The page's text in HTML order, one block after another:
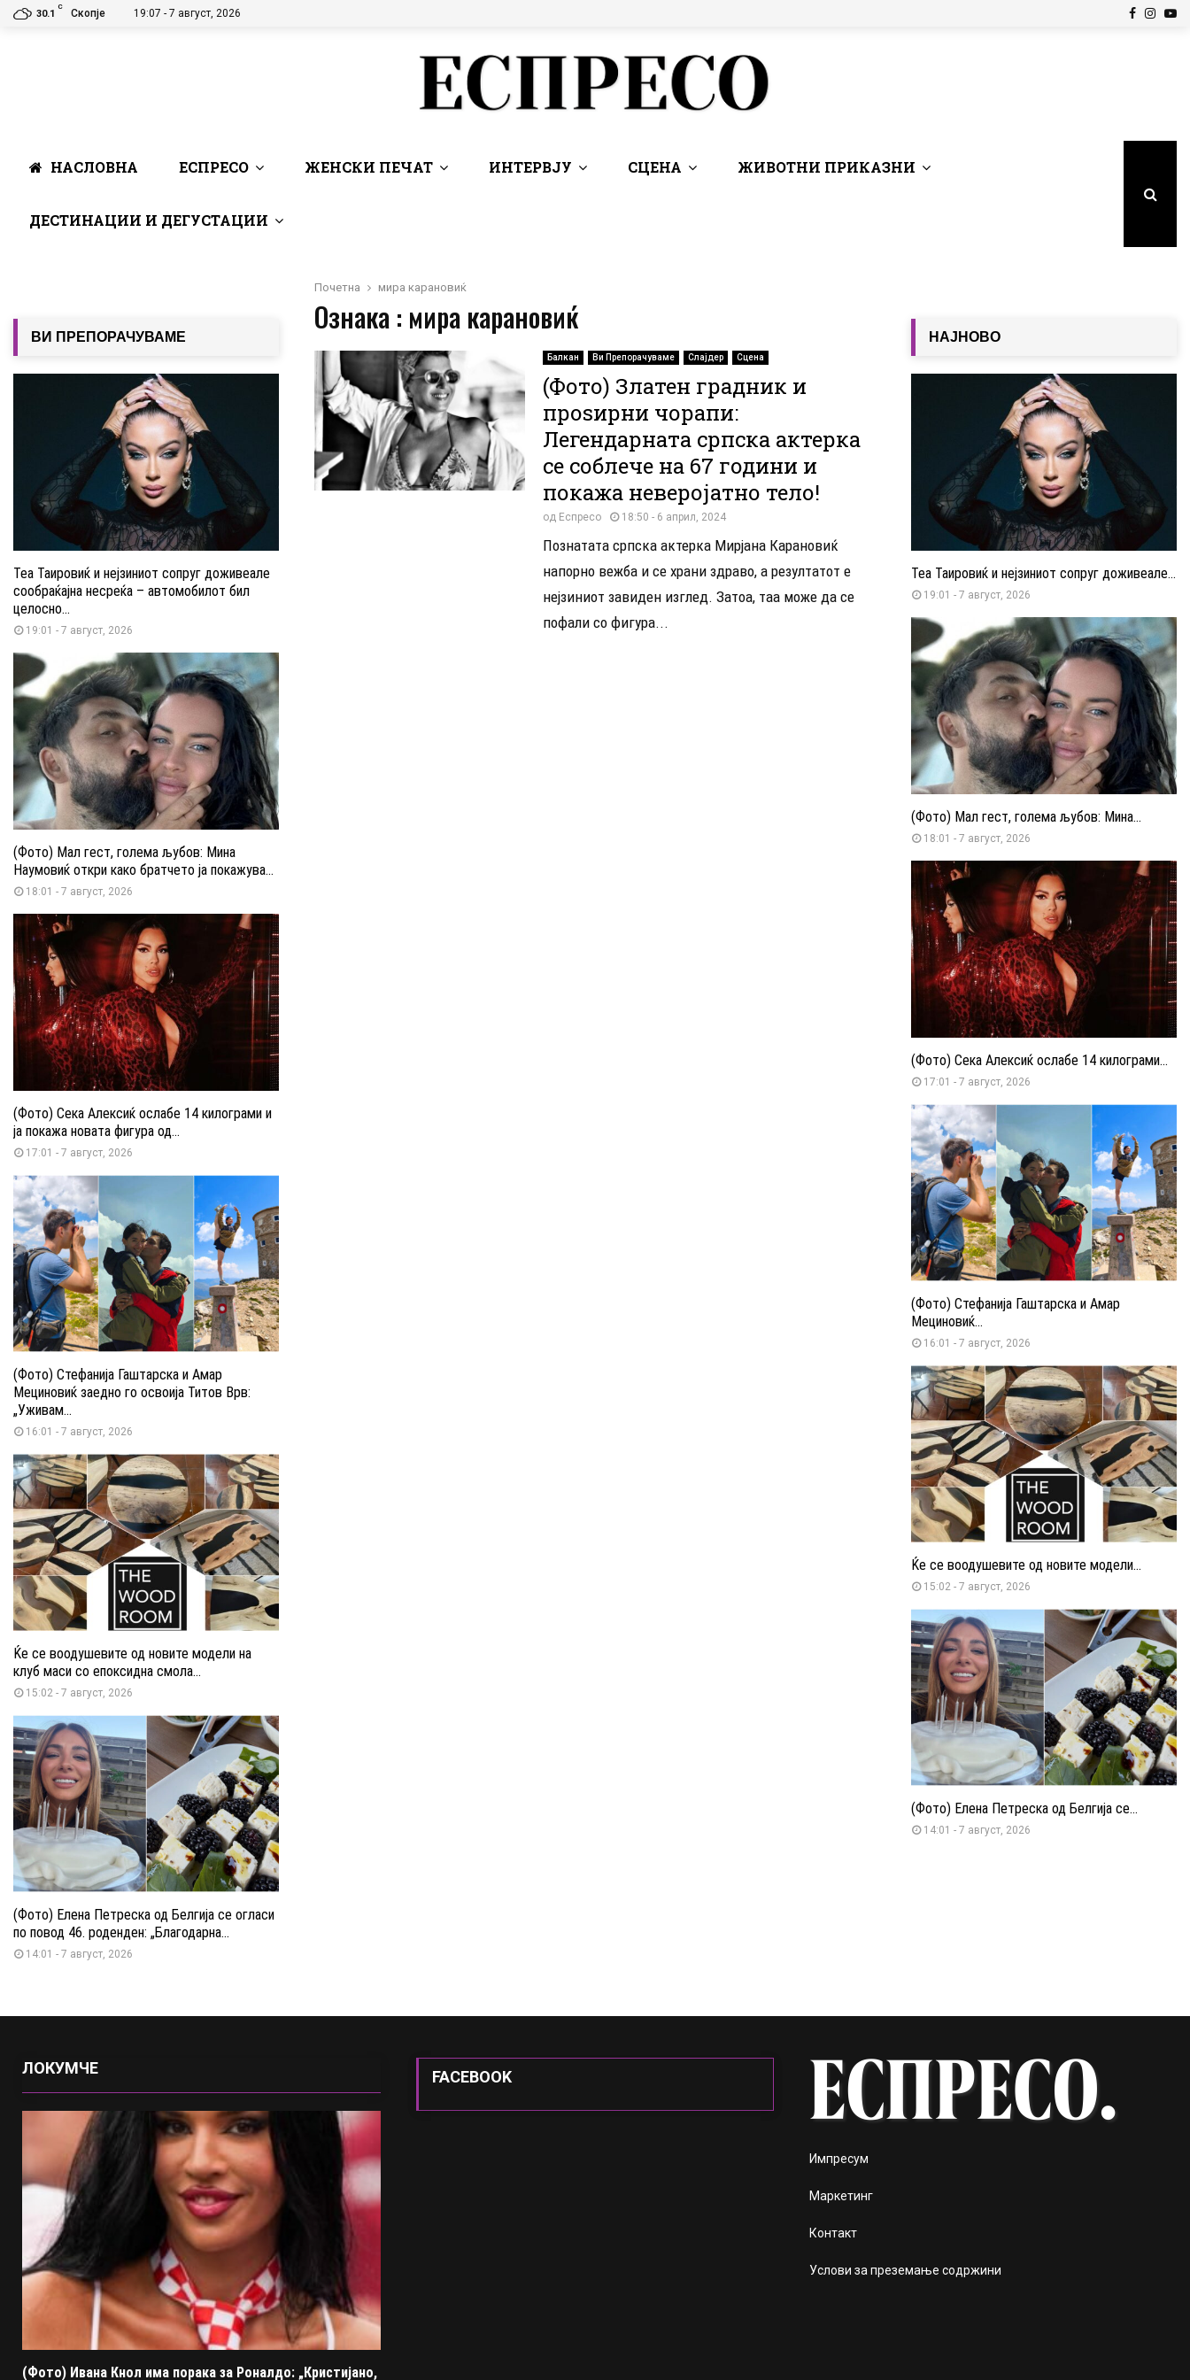
30.1
C
Скопје 19:07 - 7 август, 2026 Facebook
НАСЛОВНА ЕСПРЕСО ЖЕНСКИ ПЕЧАТ ИНТЕРВЈУ СЦЕНА ЖИВОТНИ ПРИКАЗНИ
ДЕСТИНАЦИИ И ДЕГУСТАЦИИ
Почетна мира карановиќ
Ознака : мира карановиќ
Балкан Ви Препорачуваме Слајдер Сцена
(Фото) Златен градник и
проѕирни чорапи:
Легендарната српска актерка
се соблече на 67 години и
покажа неверојатно тело!
од Еспресо 18:50 - 6 април, 2024
Познатата српска актерка Мирјана Карановиќ
напорно вежба и се храни здраво, а резултатот е
нејзиниот завиден изглед. Затоа, таа може да се
пофали со фигура...
ВИ ПРЕПОРАЧУВАМЕ
Теа Таировиќ и нејзиниот сопруг доживеале
сообраќајна несреќа – автомобилот бил
целосно...
19:01 - 7 август, 2026
(Фото) Мал гест, голема љубов: Мина
Наумовиќ откри како братчето ја покажува...
18:01 - 7 август, 2026
(Фото) Сека Алексиќ ослабе 14 килограми и
ја покажа новата фигура од...
17:01 - 7 август, 2026
(Фото) Стефанија Гаштарска и Амар
Мециновиќ заедно го освоија Титов Врв:
„Уживам...
16:01 - 7 август, 2026
Ќе се воодушевите од новите модели на
клуб маси со епоксидна смола...
15:02 - 7 август, 2026
(Фото) Елена Петреска од Белгија се огласи
по повод 46. роденден: „Благодарна...
14:01 - 7 август, 2026
НАЈНОВО
Теа Таировиќ и нејзиниот сопруг доживеале...
19:01 - 7 август, 2026
(Фото) Мал гест, голема љубов: Мина...
18:01 - 7 август, 2026
(Фото) Сека Алексиќ ослабе 14 килограми...
17:01 - 7 август, 2026
(Фото) Стефанија Гаштарска и Амар
Мециновиќ...
16:01 - 7 август, 2026
Ќе се воодушевите од новите модели...
15:02 - 7 август, 2026
(Фото) Елена Петреска од Белгија се...
14:01 - 7 август, 2026
ЛОКУМЧЕ
(Фото) Ивана Кнол има порака за Роналдо: „Кристијано,
FACEBOOK
Импресум
Маркетинг
Контакт
Услови за преземање содржини